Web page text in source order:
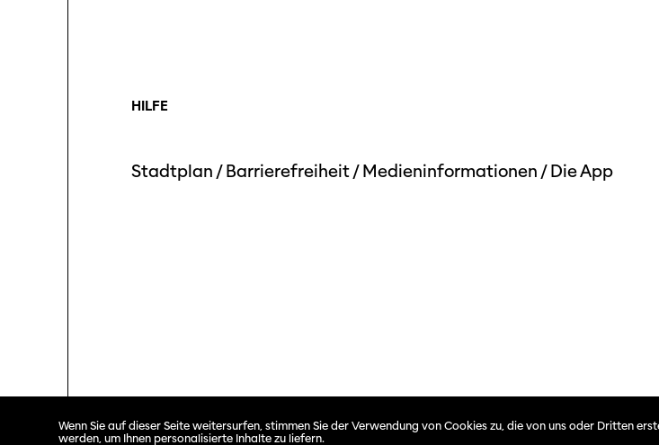
HILFE
Stadtplan /Barrierefreiheit/Medieninformationen /Die App
Wenn Sie auf dieser Seite weitersurfen, stimmen Sie der Verwendung von Cookies zu, die von uns oder Dritten
werden, um Ihnen personalisierte Inhalte zu liefern.